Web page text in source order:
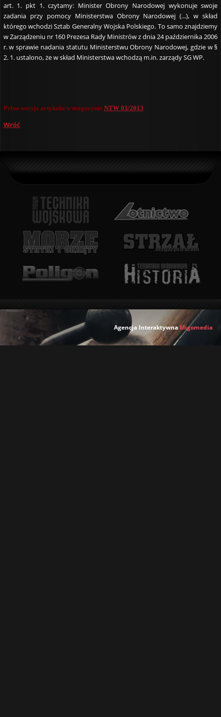
art. 1. pkt 1. czytamy: Minister Obrony Narodowej wykonuje swoje
zadania przy pomocy Ministerstwa Obrony Narodowej (...), w skład
którego wchodzi Sztab Generalny Wojska Polskiego. To samo znajdziemy
w Zarządzeniu nr 160 Prezesa Rady Ministrów z dnia 24 października 2006
r. w sprawie nadania statutu Ministerstwu Obrony Narodowej, gdzie w §
2. 1. ustalono, że w skład Ministerstwa wchodzą m.in. zarządy SG WP.
Pełna wersja artykułu w magazynie NTW 03/2013
Wróć
Agencja Interaktywna Migomedia